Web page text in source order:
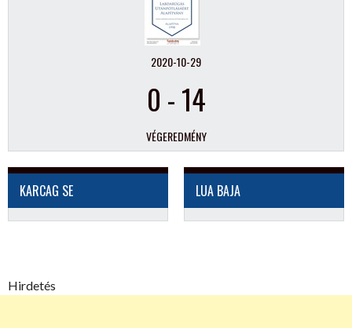
2020-10-29
0 -14
VÉGEREDMÉNY
KARCAG SE LUA BAJA
Hirdetés